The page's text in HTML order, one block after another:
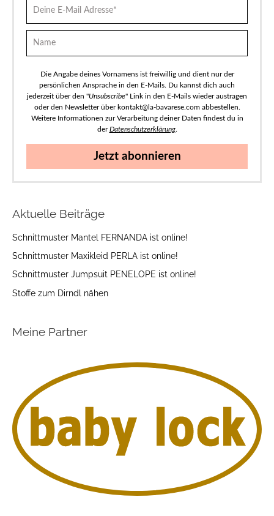
Die Angabe deines Vornamens ist freiwillig und dient nur der
persönlichen Ansprache in den E-Mails. Du kannst dich auch
jederzeit über den "Unsubscribe" Link in den E-Mails wieder austragen
oder den Newsletter über kontakt@la-bavarese.com abbestellen.
Weitere Informationen zur Verarbeitung deiner Daten findest du in
derDatenschutzerklärung.
Jetzt abonnieren
Aktuelle Beiträge
Schnittmuster Mantel FERNANDA ist online!
Schnittmuster Maxikleid PERLA ist online!
Schnittmuster Jumpsuit PENELOPE ist online!
Stoffe zum Dirndl nähen
Meine Partner